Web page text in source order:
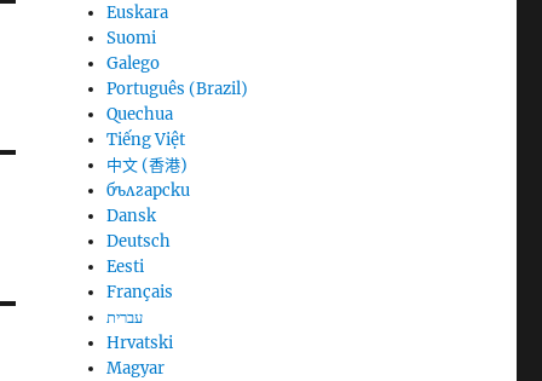
Euskara
Suomi
Galego
Português (Brazil)
Quechua
Tiếng Việt
中文 (香港)
български
Dansk
Deutsch
Eesti
Français
עברית
Hrvatski
Magyar